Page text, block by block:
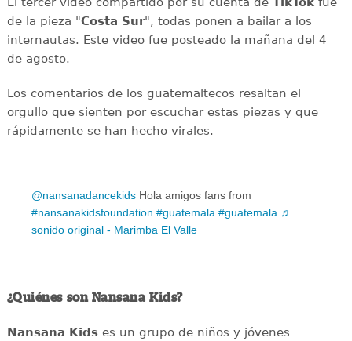
de la pieza "Costa Sur", todas ponen a bailar a los
internautas. Este video fue posteado la mañana del 4
de agosto.
Los comentarios de los guatemaltecos resaltan el
orgullo que sienten por escuchar estas piezas y que
rápidamente se han hecho virales.
@nansanadancekids Hola amigos fans from
#nansanakidsfoundation #guatemala #guatemala ♬
sonido original - Marimba El Valle
¿Quiénes son Nansana Kids?
Nansana Kidses un grupo de niños y jóvenes